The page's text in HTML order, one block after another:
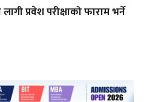
प्रवेश परीक्षाको फाराम भर्ने